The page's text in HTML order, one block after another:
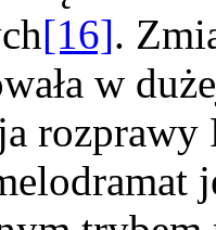
[16].
w
rozprawy